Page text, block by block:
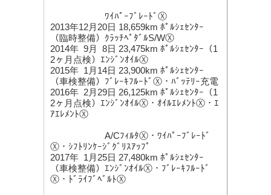
ﾜｲﾊﾟｰﾌﾞﾚｰﾄﾞⓍ
2013年12月20日 18,659km ﾎﾟﾙｼｪｾﾝﾀｰ
（臨時整備）ｸﾗｯﾁﾍﾟﾀﾞﾙS/WⓍ
2014年 9月 8日 23,475km ﾎﾟﾙｼｪｾﾝﾀｰ（1
2ヶ月点検）ｴﾝｼﾞﾝｵｲﾙⓍ
2015年 1月14日 23,900km ﾎﾟﾙｼｪｾﾝﾀｰ
（車検整備）ﾌﾞﾚｰｷﾌﾙｰﾄﾞⓍ・ﾊﾞｯﾃﾘｰ充電
2016年 2月29日 26,125km ﾎﾟﾙｼｪｾﾝﾀｰ（1
2ヶ月点検）ｴﾝｼﾞﾝｵｲﾙⓍ・ｵｲﾙｴﾚﾒﾝﾄⓍ・ｴ
ｱｴﾚﾒﾝﾄⓍ
A/CﾌｨﾙﾀⓍ・ﾜｲﾊﾟｰﾌﾞﾚｰﾄﾞ
Ⓧ・ｼﾌﾄﾘﾝｹｰｼﾞｸﾞﾘｽｱｯﾌﾟ
2017年 1月25日 27,480km ﾎﾟﾙｼｪｾﾝﾀｰ
（車検整備）ｴﾝｼﾞﾝｵｲﾙⓍ・ﾌﾞﾚｰｷﾌﾙｰﾄﾞ
Ⓧ・ﾄﾞﾗｲﾌﾞﾍﾞﾙﾄⓍ